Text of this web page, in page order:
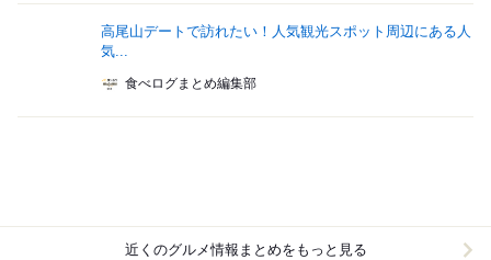
高尾山デートで訪れたい！人気観光スポット周辺にある人
気...
食べログまとめ編集部
近くのグルメ情報まとめをもっと見る